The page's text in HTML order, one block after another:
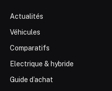
Actualités
Véhicules
Comparatifs
Electrique & hybride
Guide d’achat